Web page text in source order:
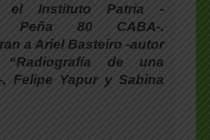
el Instituto Patria -
Peña 80 CABA-.
a Ariel Basteiro -autor
de una
, Felipe Yapur y Sabina